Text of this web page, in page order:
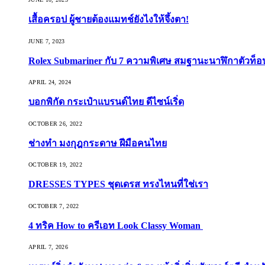
เสื้อครอป ผู้ชายต้องแมทช์ยังไงให้จึ้งตา!
JUNE 7, 2023
Rolex Submariner กับ 7 ความพิเศษ สมฐานะนาฬิกาตัวท็
APRIL 24, 2024
บอกพิกัด กระเป๋าแบรนด์ไทย ดีไซน์เริ่ด
OCTOBER 26, 2022
ช่างทำ มงกุฎกระดาษ ฝีมือคนไทย
OCTOBER 19, 2022
DRESSES TYPES ชุดเดรส ทรงไหนที่ใช่เรา
OCTOBER 7, 2022
4 ทริค How to ครีเอท Look Classy Woman
APRIL 7, 2026